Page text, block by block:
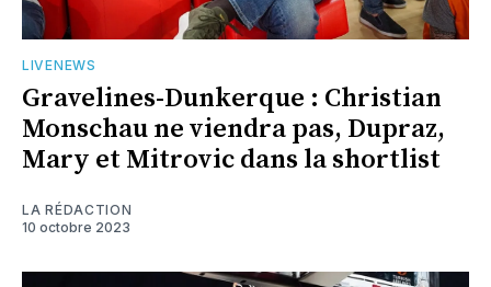
LIVENEWS
Gravelines-Dunkerque : Christian
Monschau ne viendra pas, Dupraz,
Mary et Mitrovic dans la shortlist
LA RÉDACTION
10 octobre 2023